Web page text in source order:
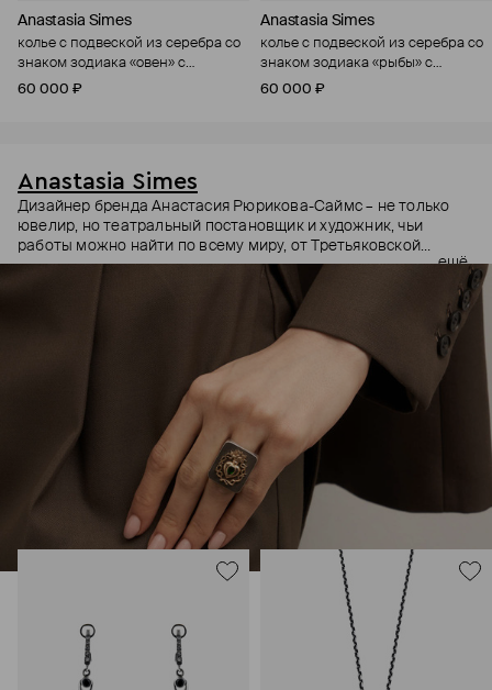
Anastasia Simes
колье с подвеской из серебра со
знаком зодиака «овен» с
цитрином и фианитами
60 000 ₽
Anastasia Simes
колье с подвеской из серебра со
знаком зодиака «рыбы» с
фианитами
60 000 ₽
Anastasia Simes
Дизайнер бренда Анастасия Рюрикова-Саймс – не только
ювелир, но театральный постановщик и художник, чьи
работы можно найти по всему миру, от Третьяковской
галереи до выставок в США и Гонконге. Она вдохновляется
разными культурами, эпохами и символами. Причем
символы – неочевидные: например, кулоны с руками, чье
положение на жестовом языке означает «я тебя люблю» или
В этих украшениях много магии: здесь и знаки из
европейской геральдики вроде пылающих сердец, и
животные – каждое символизирует определенное умение и
силу. Философия дизайнера – в том, что украшения могут
быть не просто аксессуаром, но оберегом и талисманом.
ещё